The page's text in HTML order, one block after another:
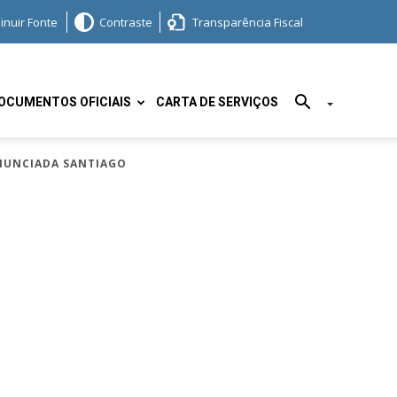
Fonte Contraste Transparência Fiscal
OFICIAIS CARTA DE SERVIÇOS
SANTIAGO